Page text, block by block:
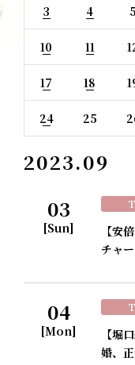
3 4 5
10 11
17 18
24 25
2023.09
03
[Sun]
【安
チャー
04
[Mon]
【堀
婚、